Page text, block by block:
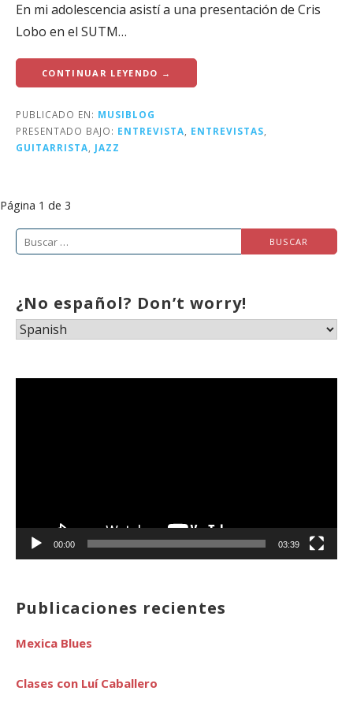
En mi adolescencia asistí a una presentación de Cris
Lobo en el SUTM…
CONTINUAR LEYENDO →
PUBLICADO EN: MUSIBLOG
PRESENTADO BAJO: ENTREVISTA, ENTREVISTAS,
GUITARRISTA, JAZZ
Navegación
de
Entrada
Página 1 de 3
Buscar:
¿No español? Don’t worry!
00:00 03:39
Publicaciones recientes
Mexica Blues
Clases con Luí Caballero